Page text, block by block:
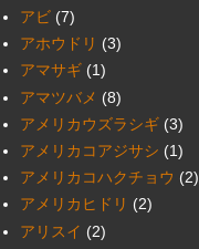
アビ (7)
アホウドリ (3)
アマサギ (1)
アマツバメ (8)
アメリカウズラシギ (3)
アメリカコアジサシ (1)
アメリカコハクチョウ (2)
アメリカヒドリ (2)
アリスイ (2)